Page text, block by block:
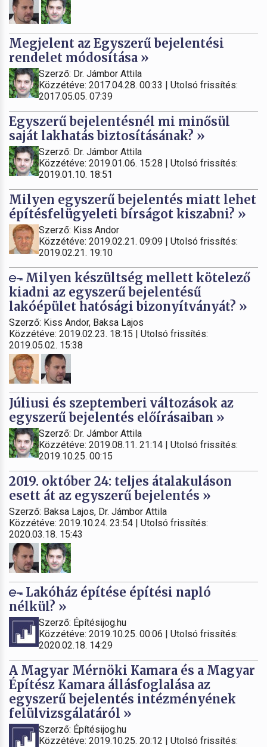
Megjelent az Egyszerű bejelentési
rendelet módosítása »
Szerző: Dr. Jámbor Attila
Közzétéve: 2017.04.28. 00:33 | Utolsó frissítés:
2017.05.05. 07:39
Egyszerű bejelentésnél mi minősül
saját lakhatás biztosításának? »
Szerző: Dr. Jámbor Attila
Közzétéve: 2019.01.06. 15:28 | Utolsó frissítés:
2019.01.10. 18:51
Milyen egyszerű bejelentés miatt lehet
építésfelügyeleti bírságot kiszabni? »
Szerző: Kiss Andor
Közzétéve: 2019.02.21. 09:09 | Utolsó frissítés:
2019.02.21. 19:10
Milyen készültség mellett kötelező
kiadni az egyszerű bejelentésű
lakóépület hatósági bizonyítványát? »
Szerző: Kiss Andor, Baksa Lajos
Közzétéve: 2019.02.23. 18:15 | Utolsó frissítés:
2019.05.02. 15:38
Júliusi és szeptemberi változások az
egyszerű bejelentés előírásaiban »
Szerző: Dr. Jámbor Attila
Közzétéve: 2019.08.11. 21:14 | Utolsó frissítés:
2019.10.25. 00:15
2019. október 24: teljes átalakuláson
esett át az egyszerű bejelentés »
Szerző: Baksa Lajos, Dr. Jámbor Attila
Közzétéve: 2019.10.24. 23:54 | Utolsó frissítés:
2020.03.18. 15:43
Lakóház építése építési napló
nélkül? »
Szerző: Építésijog.hu
Közzétéve: 2019.10.25. 00:06 | Utolsó frissítés:
2020.02.18. 14:29
A Magyar Mérnöki Kamara és a Magyar
Építész Kamara állásfoglalása az
egyszerű bejelentés intézményének
felülvizsgálatáról »
Szerző: Építésijog.hu
Közzétéve: 2019.10.25. 20:12 | Utolsó frissítés: